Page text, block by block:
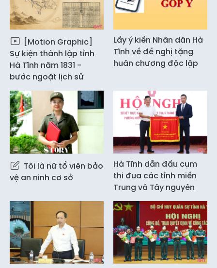
[Motion Graphic]
Sự kiện thành lập tỉnh
Hà Tĩnh năm 1831 -
bước ngoặt lịch sử
Lấy ý kiến Nhân dân Hà
Tĩnh về đề nghị tặng
huân chương độc lập
Tôi là nữ tổ viên bảo
vệ an ninh cơ sở
Hà Tĩnh dẫn đầu cụm
thi đua các tỉnh miền
Trung và Tây nguyên